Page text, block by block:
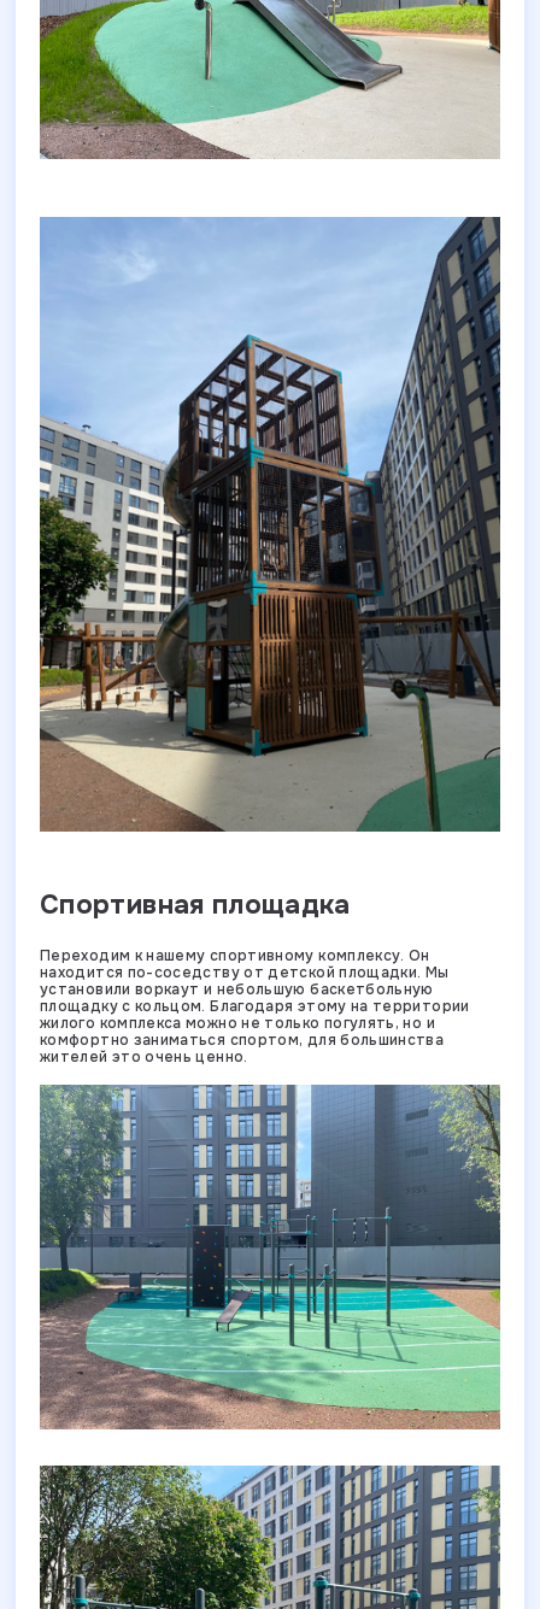
Спортивная площадка
Переходим к нашему спортивному комплексу. Он
находится по-соседству от детской площадки. Мы
установили воркаут и небольшую баскетбольную
площадку с кольцом. Благодаря этому на территории
жилого комплекса можно не только погулять, но и
комфортно заниматься спортом, для большинства
жителей это очень ценно.